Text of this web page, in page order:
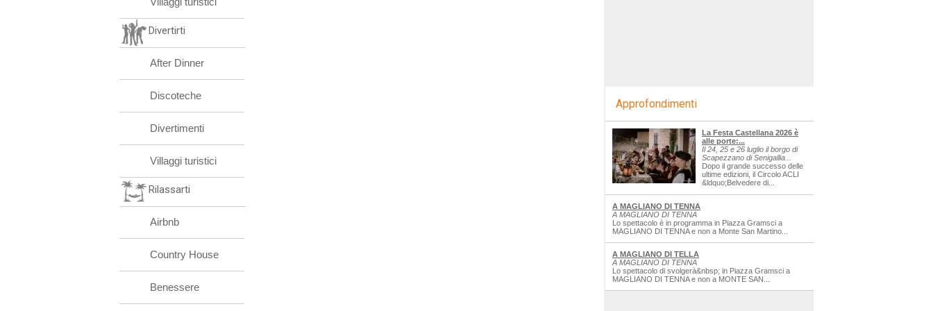
Divertirti
After Dinner
Discoteche
Divertimenti
Villaggi turistici
Rilassarti
Airbnb
Country House
Benessere
Approfondimenti
La Festa Castellana 2026 è
alle porte:...
Il 24, 25 e 26 luglio il borgo di
Scapezzano di Senigallia...
Dopo il grande successo delle
ultime edizioni, il Circolo ACLI
&ldquo;Belvedere di...
A MAGLIANO DI TENNA
A MAGLIANO DI TENNA
Lo spettacolo è in programma in Piazza Gramsci a
MAGLIANO DI TENNA e non a Monte San Martino...
A MAGLIANO DI TELLA
A MAGLIANO DI TENNA
Lo spettacolo di svolgerà&nbsp; in Piazza Gramsci a
MAGLIANO DI TENNA e non a MONTE SAN...